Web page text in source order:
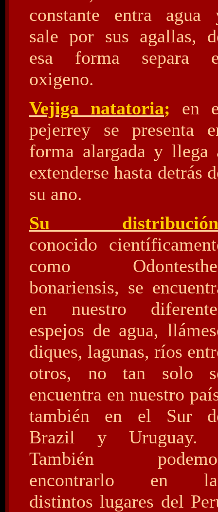
constante entra agua
sale por sus agallas,
esa forma separa
oxigeno.
Vejiga natatoria; en
pejerrey se presenta
forma alargada y llega
extenderse hasta detrás
su ano.
Su distribución
conocido
como
bonariensis, se
en nuestro
espejos de agua,
diques, lagunas, ríos
otros, no tan solo
encuentra en nuestro
también en el Sur
Brazil y
También
encontrarlo en
distintos lugares del